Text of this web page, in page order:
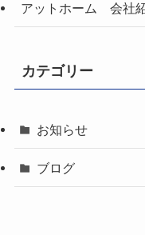
アットホーム 会社
カテゴリー
お知らせ
ブログ